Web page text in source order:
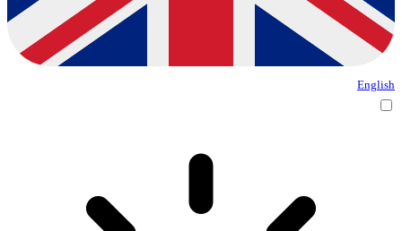
English